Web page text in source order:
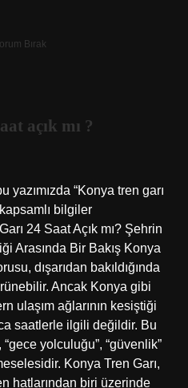
Bırak
açık mı ?
“Konya tren garı
bilgiler
24 Saat Açık mı? Şehrin
Arasında Bir Bakış Konya
dışarıdan bakıldığında
Ancak Konya gibi
ulaşım ağlarının kesiştiği
saatlerle ilgili değildir. Bu
yolculuğu”, “güvenlik”
Konya Tren Garı,
hatlarından biri üzerinde